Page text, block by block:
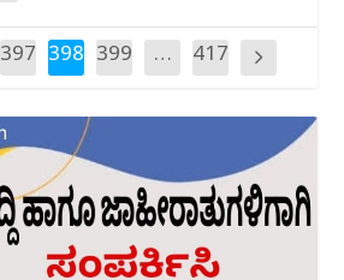
397 398 399 … 417